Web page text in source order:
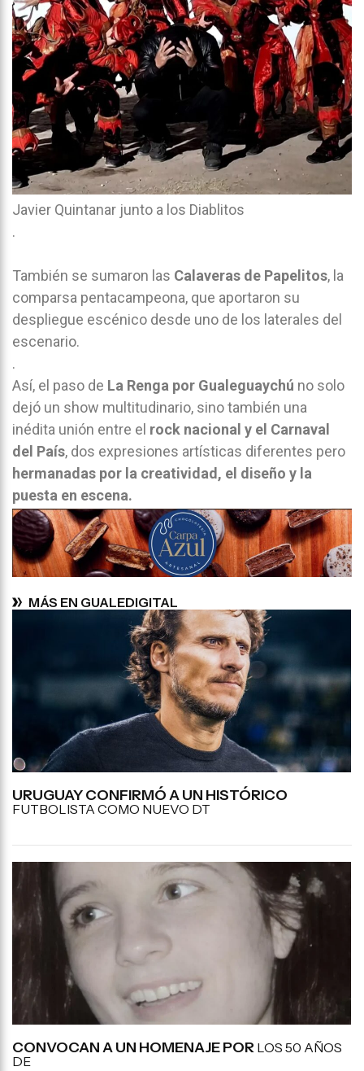
Javier Quintanar junto a los Diablitos
.
También se sumaron las Calaveras de Papelitos, la
comparsa pentacampeona, que aportaron su
despliegue escénico desde uno de los laterales del
escenario.
.
Así, el paso de La Renga por Gualeguaychú no solo
dejó un show multitudinario, sino también una
inédita unión entre el rock nacional y el Carnaval
del País, dos expresiones artísticas diferentes pero
hermanadas por la creatividad, el diseño y la
puesta en escena.
MÁS EN GUALEDIGITAL
URUGUAY CONFIRMÓ A UN HISTÓRICO
FUTBOLISTA COMO NUEVO DT
CONVOCAN A UN HOMENAJE POR LOS 50 AÑOS
DE